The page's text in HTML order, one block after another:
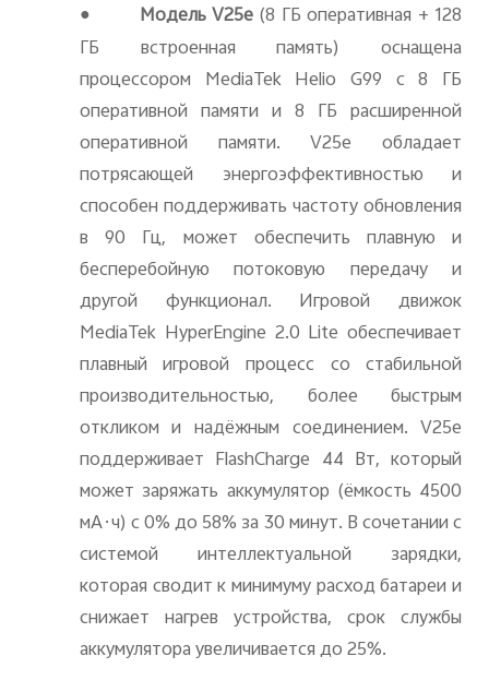
●
Модель V25e (8 ГБ оперативная + 128
ГБ встроенная память) оснащена
процессором MediaTek Helio G99 с 8 ГБ
оперативной памяти и 8 ГБ расширенной
оперативной памяти. V25e обладает
потрясающей энергоэффективностью и
способен поддерживать частоту обновления
в 90 Гц, может обеспечить плавную и
бесперебойную потоковую передачу и
другой функционал. Игровой движок
MediaTek HyperEngine 2.0 Lite обеспечивает
плавный игровой процесс со стабильной
производительностью, более быстрым
откликом и надёжным соединением. V25e
поддерживает FlashCharge 44 Вт, который
может заряжать аккумулятор (ёмкость 4500
мА·ч) с 0% до 58% за 30 минут. В сочетании с
системой интеллектуальной зарядки,
которая сводит к минимуму расход батареи и
снижает нагрев устройства, срок службы
аккумулятора увеличивается до 25%.